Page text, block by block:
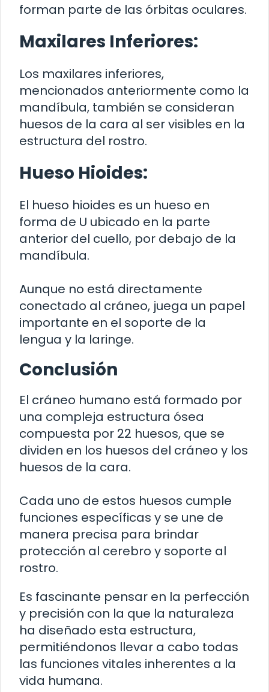
forman parte de las órbitas oculares.
Maxilares Inferiores:
Los maxilares inferiores,
mencionados anteriormente como la
mandíbula, también se consideran
huesos de la cara al ser visibles en la
estructura del rostro.
Hueso Hioides:
El hueso hioides es un hueso en
forma de U ubicado en la parte
anterior del cuello, por debajo de la
mandíbula.
Aunque no está directamente
conectado al cráneo, juega un papel
importante en el soporte de la
lengua y la laringe.
Conclusión
El cráneo humano está formado por
una compleja estructura ósea
compuesta por 22 huesos, que se
dividen en los huesos del cráneo y los
huesos de la cara.
Cada uno de estos huesos cumple
funciones específicas y se une de
manera precisa para brindar
protección al cerebro y soporte al
rostro.
Es fascinante pensar en la perfección
y precisión con la que la naturaleza
ha diseñado esta estructura,
permitiéndonos llevar a cabo todas
las funciones vitales inherentes a la
vida humana.